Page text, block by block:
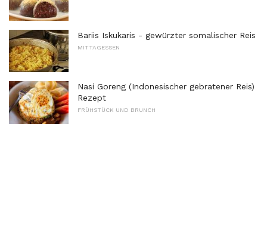
Bariis Iskukaris - gewürzter somalischer Reis
MITTAGESSEN
Nasi Goreng (Indonesischer gebratener Reis)
Rezept
FRÜHSTÜCK UND BRUNCH